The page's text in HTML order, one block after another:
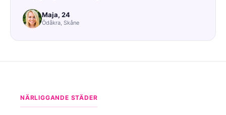
Maja, 24
Ödåkra, Skåne
NÄRLIGGANDE STÄDER